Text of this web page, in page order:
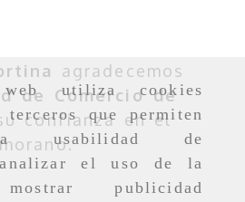
utiliza cookies
que permiten
usabilidad de
analizar el uso de la
publicidad
agradecemos
de Comercio de
confianza en el